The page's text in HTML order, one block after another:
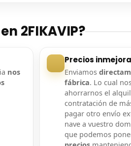
2FIKAVIP?
nos
Precios
Enviamos
fábrica. Lo cual
ahorrarnos el
contratación de
pagar otro envío
nave a vuestro
que podemos